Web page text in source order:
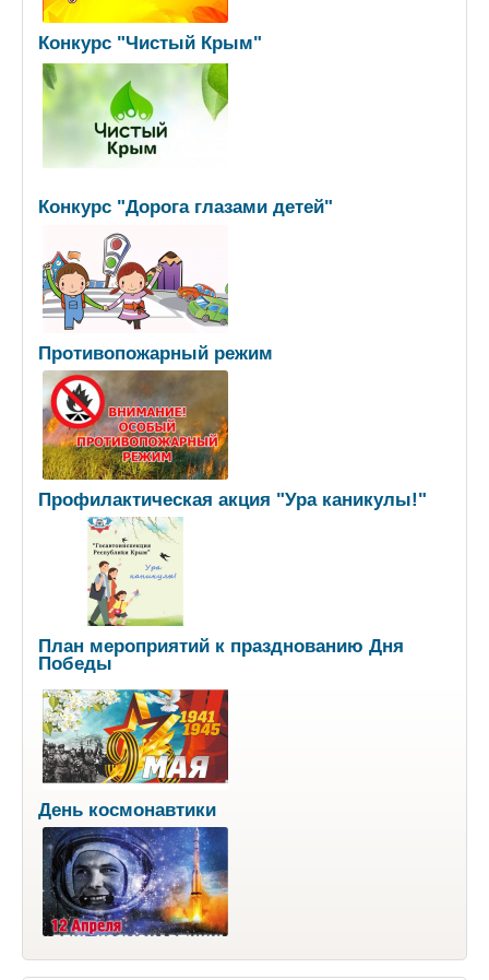
Конкурс "Чистый Крым"
Конкурс "Дорога глазами детей"
Противопожарный режим
Профилактическая акция "Ура каникулы!"
План мероприятий к празднованию Дня
Победы
День космонавтики